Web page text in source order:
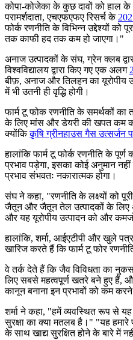
कोपा-कोजेका के कुछ दावों को हाल के
परामर्शदाता, एचएफएफए रिसर्च के
फोर्क रणनीति के विभिन्न उद्देश्यों
तक काफी हद तक कम हो जाएगा।"
अनाज उत्पादकों के संघ, ग्रेन क्लब
विश्वविद्यालय द्वारा किए गए एक अलग
बीफ़, अनाज और तिलहन का यूरोपीय
में भी उतनी ही वृद्धि होगी।
फार्म टू फोक रणनीति के समर्थकों का
के लिए मांस और डेयरी की खपत कम
क्योंकिकृषि ग्रीनहाउस गैस उत्सर्जन
हालांकि फार्म टू फोर्क रणनीति के
प्रभाव पड़ेगा, इसका कोई अनुमान
प्रभाव संभवतः नकारात्मक होगा।
संघ ने कहा, "रणनीति के लक्ष्यों को
जैतून और जैतून तेल उत्पादकों के लिए
और यह यूरोपीय उत्पादन को और
हालांकि, शर्मा, आईएटीपी और खुले
खारिज करते हैं कि फार्म टू फोर
वे तर्क देते हैं कि जैव विविधता का
लिए सबसे महत्वपूर्ण खतरे बने हुए हैं,
कानून बनाना इन प्रभावों को कम
शर्मा ने कहा, "हमें व्यवस्थित रूप से
सुरक्षा का क्या मतलब है।" "यह
के साथ खाद्य सुरक्षित होने के बारे में